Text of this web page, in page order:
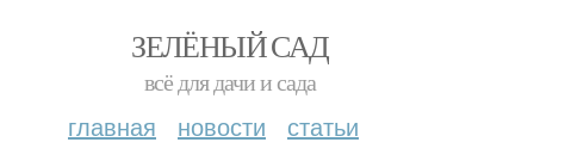
ЗЕЛЁНЫЙ САД
всё для дачи и сада
главная новости статьи